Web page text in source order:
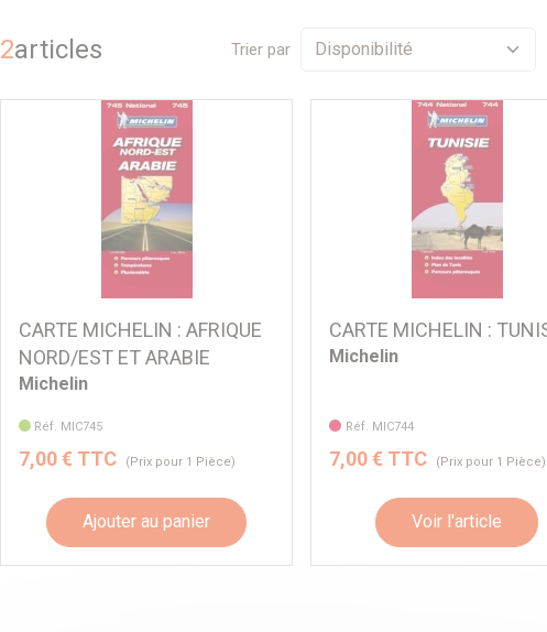
2articles Trier par
CARTE MICHELIN : AFRIQUE
NORD/EST ET ARABIE
Michelin
Réf. MIC745
7,00 € TTC (Prix pour 1 Pièce)
Ajouter au panier
CARTE MICHELIN :
Michelin
Réf. MIC744
7,00 € TTC (Prix pour 1 Pièce)
Voir l'article